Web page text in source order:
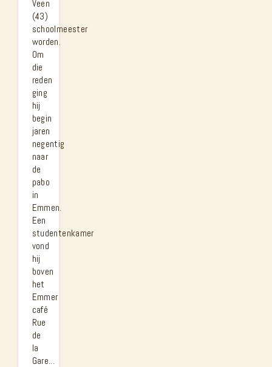
Veen
(43)
schoolmeester
worden.
Om
die
reden
ging
hij
begin
jaren
negentig
naar
de
pabo
in
Emmen.
Een
studentenkamer
vond
hij
boven
het
Emmer
café
Rue
de
la
Gare...